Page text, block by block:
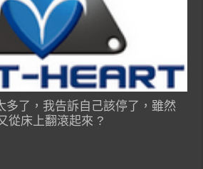
多了，我告訴自己該停了，雖然
從床上翻滾起來 ?